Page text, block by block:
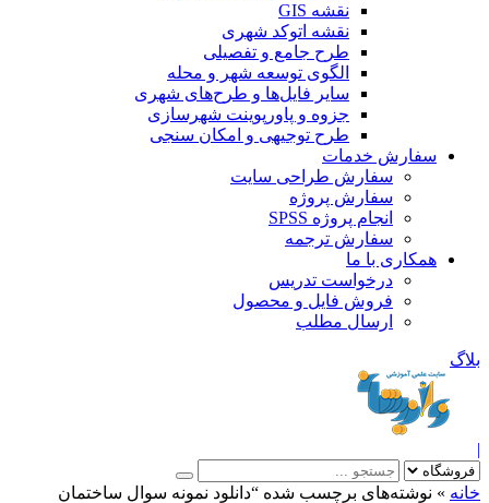
نقشه GIS
نقشه اتوکد شهری
طرح جامع و تفصیلی
الگوی توسعه شهر و محله
سایر فایل‌ها و طرح‌های شهری
جزوه و پاورپوینت شهرسازی
طرح توجیهی و امکان سنجی
سفارش خدمات
سفارش طراحی سایت
سفارش پروژه
انجام پروژه SPSS
سفارش ترجمه
همکاری با ما
درخواست تدریس
فروش فایل و محصول
ارسال مطلب
»نوشته‌های برچسب شده “دانلود نمونه سوال ساختمان